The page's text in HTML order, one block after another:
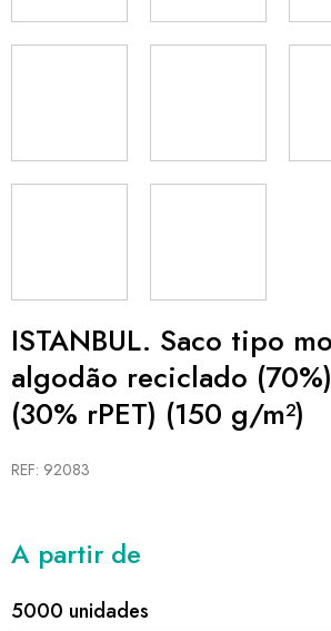
ISTANBUL. Saco tipo
algodão reciclado
(30% rPET) (150 g/m²)
REF: 92083
A partir de
5000 unidades